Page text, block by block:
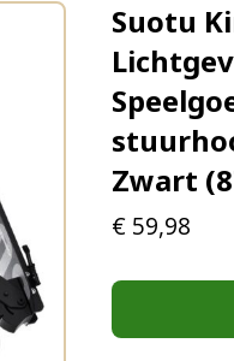
Suotu
Zwart
€ 59,98